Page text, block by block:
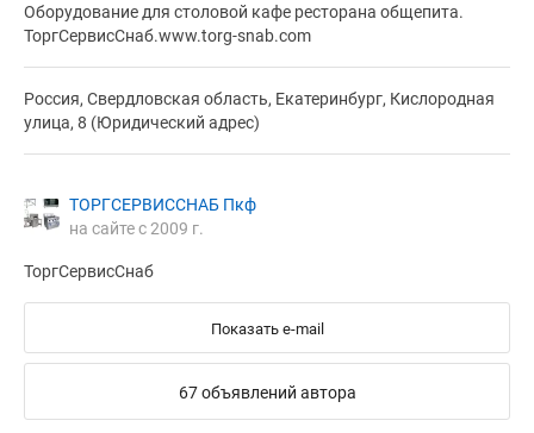
Оборудование для столовой кафе ресторана общепита.
ТоргСервисСнаб.www.torg-snab.com
Россия, Свердловская область, Екатеринбург, Кислородная
улица, 8 (Юридический адрес)
ТОРГСЕРВИССНАБ Пкф
на сайте с 2009 г.
ТоргСервисСнаб
Показать e-mail
67 объявлений автора